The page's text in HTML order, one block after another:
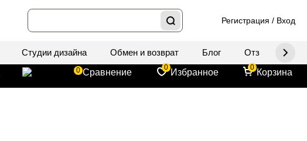
Регистрация / Вход
Студии дизайна Обмен и возврат Блог Отзывы
0 Сравнение 0 Избранное 0 Корзина